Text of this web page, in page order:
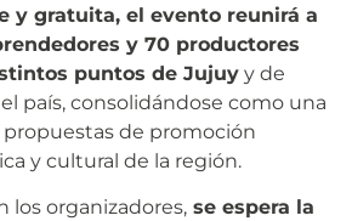
y gratuita, el evento reunirá a
y 70 productores
puntos de Jujuy y de
país, consolidándose como una
de promoción
y cultural de la región.
los organizadores, se espera la